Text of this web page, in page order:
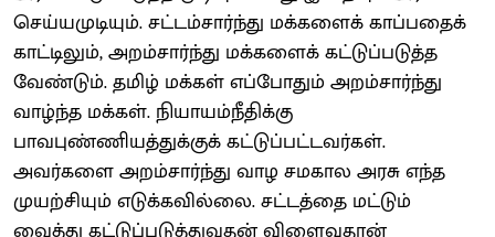
செய்யமுடியும். சட்டம்சார்ந்து மக்களைக் காப்பதைக்
காட்டிலும், அறம்சார்ந்து மக்களைக் கட்டுப்படுத்த
வேண்டும். தமிழ் மக்கள் எப்போதும் அறம்சார்ந்து
வாழ்ந்த மக்கள். நியாயம்நீதிக்கு
பாவபுண்ணியத்துக்குக் கட்டுப்பட்டவர்கள்.
அவர்களை அறம்சார்ந்து வாழ சமகால அரசு எந்த
முயற்சியும் எடுக்கவில்லை. சட்டத்தை மட்டும்